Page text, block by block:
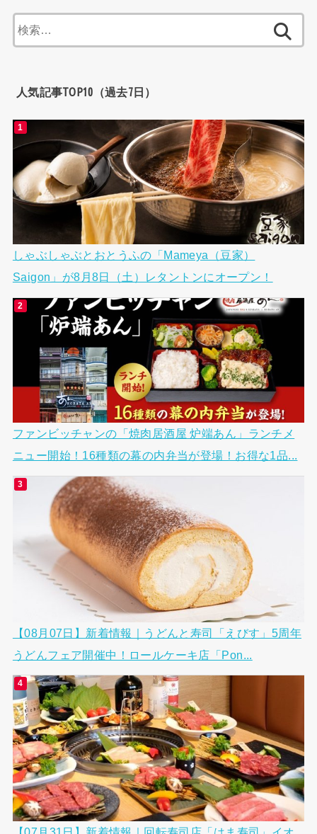
索:
人気記事TOP10（過去7日）
しゃぶしゃぶとおとうふの「Mameya（豆家）
Saigon」が8月8日（土）レタントンにオープン！
ファンビッチャンの「焼肉居酒屋 炉端あん」ランチメ
ニュー開始！16種類の幕の内弁当が登場！お得な1品...
【08月07日】新着情報｜うどんと寿司「えびす」5周年
うどんフェア開催中！ロールケーキ店「Pon...